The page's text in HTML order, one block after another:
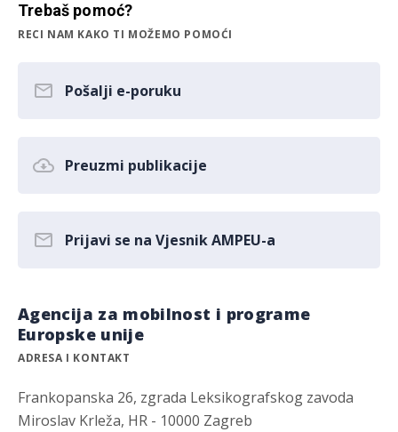
Trebaš pomoć?
RECI NAM KAKO TI MOŽEMO POMOĆI
Pošalji e-poruku
Preuzmi publikacije
Prijavi se na Vjesnik AMPEU-a
Agencija za mobilnost i programe
Europske unije
ADRESA I KONTAKT
Frankopanska 26, zgrada Leksikografskog zavoda
Miroslav Krleža, HR - 10000 Zagreb